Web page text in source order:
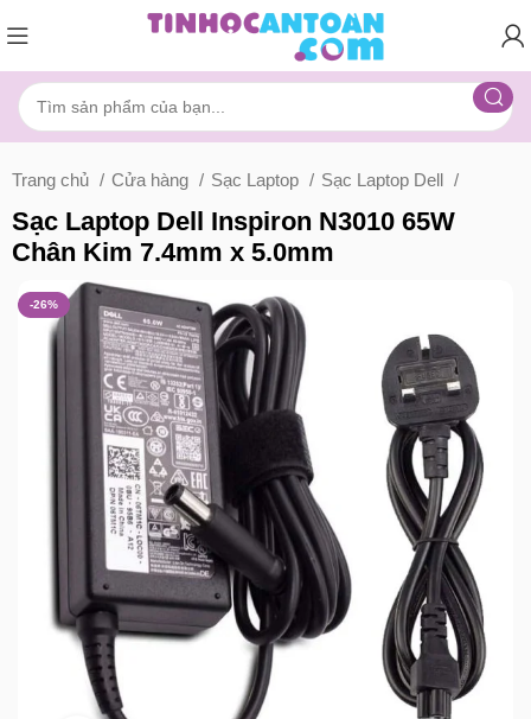
Trang chủ Cửa hàng Sạc Laptop Sạc Laptop Dell
Sạc Laptop Dell Inspiron N3010 65W
Chân Kim 7.4mm x 5.0mm
-26%